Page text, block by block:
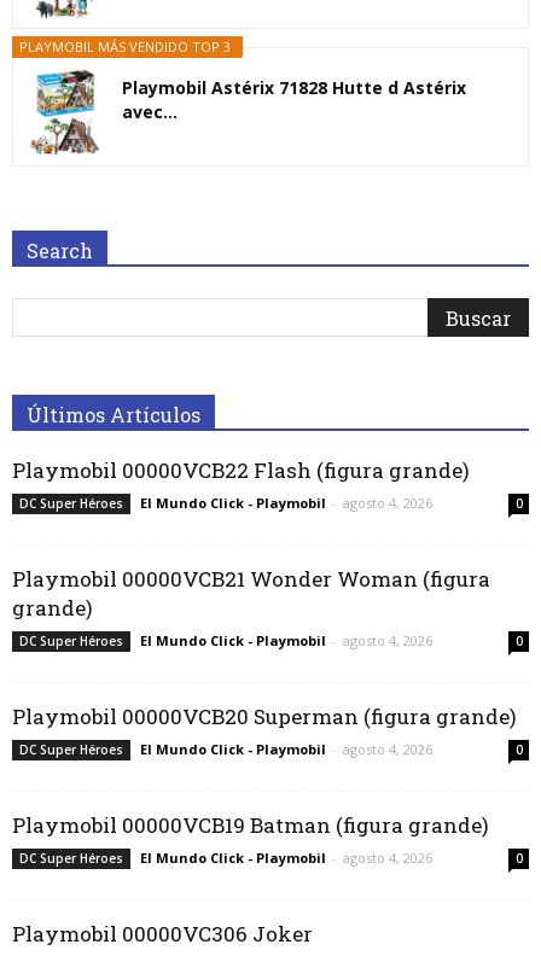
PLAYMOBIL MÁS VENDIDO TOP 3
Playmobil Astérix 71828 Hutte d Astérix
avec...
Search
Últimos Artículos
Playmobil 00000VCB22 Flash (figura grande)
DC Super Héroes El Mundo Click - Playmobil - agosto 4, 2026 0
Playmobil 00000VCB21 Wonder Woman (figura
grande)
DC Super Héroes El Mundo Click - Playmobil - agosto 4, 2026 0
Playmobil 00000VCB20 Superman (figura grande)
DC Super Héroes El Mundo Click - Playmobil - agosto 4, 2026 0
Playmobil 00000VCB19 Batman (figura grande)
DC Super Héroes El Mundo Click - Playmobil - agosto 4, 2026 0
Playmobil 00000VC306 Joker